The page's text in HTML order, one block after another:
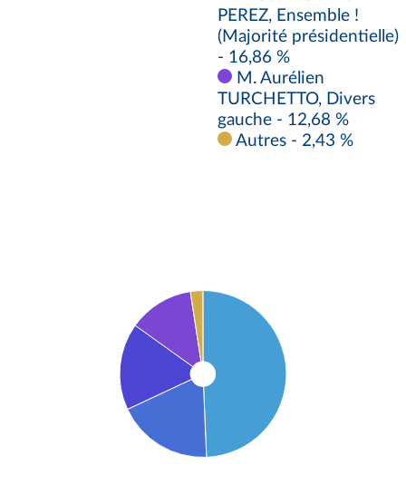
PEREZ, Ensemble !
(Majorité présidentielle)
- 16,86 %
M. Aurélien
TURCHETTO, Divers
gauche - 12,68 %
Autres - 2,43 %